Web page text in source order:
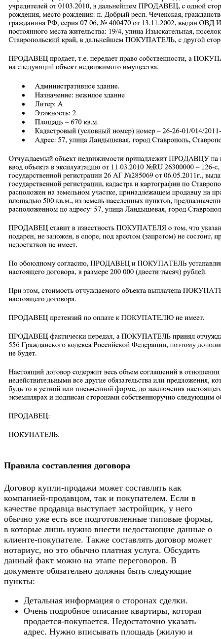
Правила составления договора
Договор купли-продажи может составлять как
компанией-продавцом, так и покупателем. Если в
качестве продавца выступает застройщик, у него
обычно уже есть все подготовленные типовые формы,
в которые лишь нужно внести недостающие данные о
клиенте-покупателе. Также составлять договор может
нотариус, но это обычно платная услуга. Обсудить
данный факт можно на этапе переговоров. В
документе обязательно должны быть следующие
пункты:
Детальная информация о сторонах сделки.
Очень подробное описание квартиры, которая
продается-покупается. Недостаточно указать
адрес. Нужно вписывать площадь (жилую и